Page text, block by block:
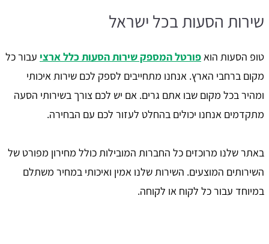
שירות הסעות בכל ישראל
טופ הסעות הואפורטל המספק שירות הסעות כלל ארצי עבור כל
מקום ברחבי הארץ. אנחנו מתחייבים לספק לכם שירות איכותי
ומהיר בכל מקום שבו אתם גרים. אם יש לכם צורך בשירותי הסעה
מתקדמים אנחנו יכולים בהחלט לעזור לכם עם הבחירה.
באתר שלנו מרוכזים כל החברות המובילות כולל מחירון מפורט של
השירותים המוצעים. השירות שלנו אמין ואיכותי במחיר משתלם
במיוחד עבור כל לקוח או לקוחה.